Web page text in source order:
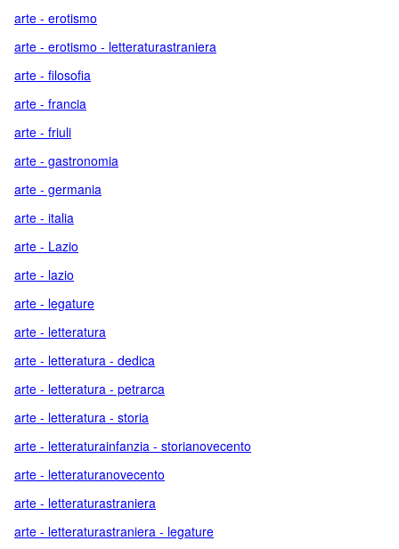
arte - erotismo
arte - erotismo - letteraturastraniera
arte - filosofia
arte - francia
arte - friuli
arte - gastronomia
arte - germania
arte - italia
arte - Lazio
arte - lazio
arte - legature
arte - letteratura
arte - letteratura - dedica
arte - letteratura - petrarca
arte - letteratura - storia
arte - letteraturainfanzia - storianovecento
arte - letteraturanovecento
arte - letteraturastraniera
arte - letteraturastraniera - legature